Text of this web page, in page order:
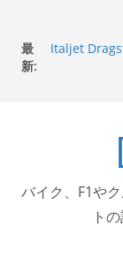
最
新:
Italjet
器エフェク
Italjet
コーナリン
バイク、F1や
ト